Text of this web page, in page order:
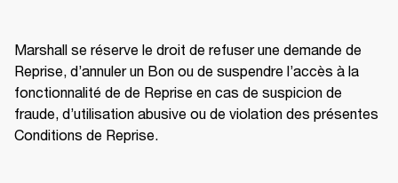
Marshall se réserve le droit de refuser une demande de
Reprise, d’annuler un Bon ou de suspendre l’accès à la
fonctionnalité de de Reprise en cas de suspicion de
fraude, d’utilisation abusive ou de violation des présentes
Conditions de Reprise.